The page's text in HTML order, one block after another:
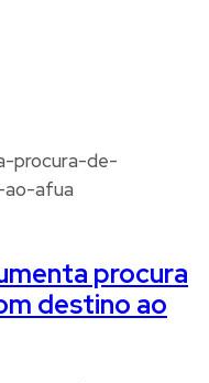
procura
destino ao